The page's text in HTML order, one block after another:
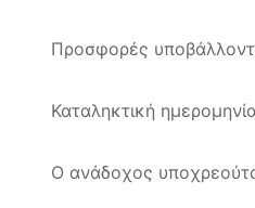
Προσφορές
Καταληκτική
Ο ανάδοχος